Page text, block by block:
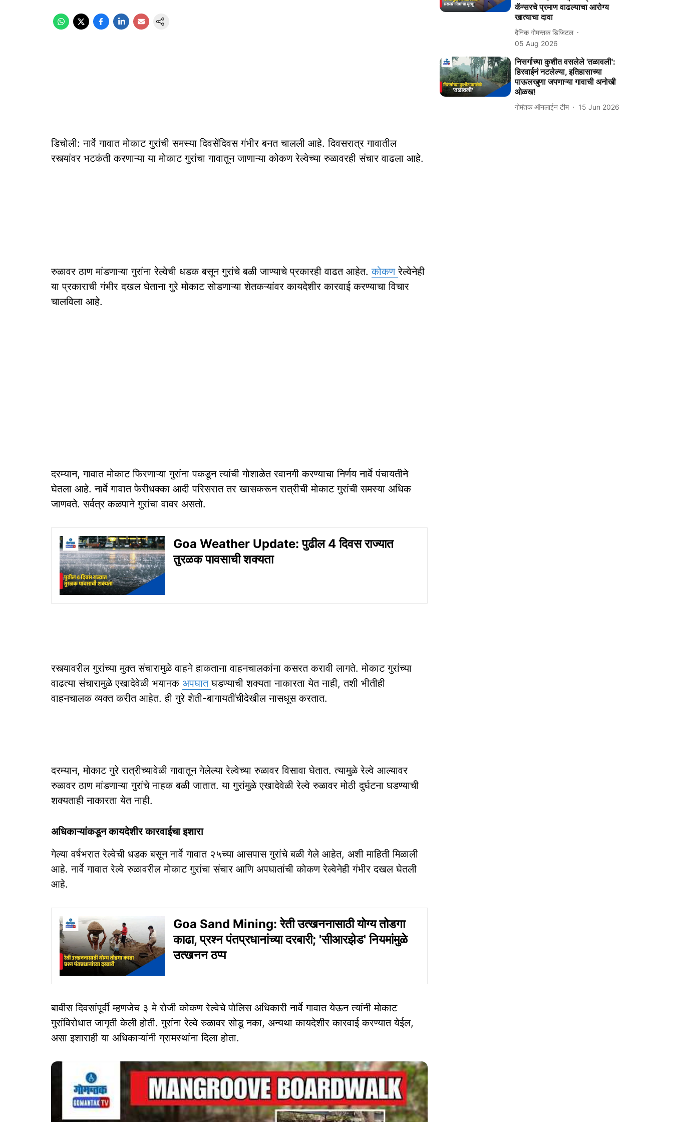
डिचोली: नार्वे गावात मोकाट गुरांची समस्या दिवसेंदिवस गंभीर बनत चालली आहे. दिवसरात्र गावातील
रस्त्यांवर भटकंती करणाऱ्या या मोकाट गुरांचा गावातून जाणाऱ्या कोकण रेल्वेच्या रुळावरही संचार वाढला आहे.
रुळावर ठाण मांडणाऱ्या गुरांना रेल्वेची धडक बसून गुरांचे बळी जाण्याचे प्रकारही वाढत आहेत.कोकणरेल्वेनेही
या प्रकाराची गंभीर दखल घेताना गुरे मोकाट सोडणाऱ्या शेतकऱ्यांवर कायदेशीर कारवाई करण्याचा विचार
चालविला आहे.
दरम्यान, गावात मोकाट फिरणाऱ्या गुरांना पकडून त्यांची गोशाळेत रवानगी करण्याचा निर्णय नार्वे पंचायतीने
घेतला आहे. नार्वे गावात फेरीधक्का आदी परिसरात तर खासकरून रात्रीची मोकाट गुरांची समस्या अधिक
जाणवते. सर्वत्र कळपाने गुरांचा वावर असतो.
Goa Weather Update: पुढील 4 दिवस राज्यात
तुरळक पावसाची शक्यता
रस्त्यावरील गुरांच्या मुक्त संचारामुळे वाहने हाकताना वाहनचालकांना कसरत करावी लागते. मोकाट गुरांच्या
वाढत्या संचारामुळे एखादेवेळी भयानक अपघातघडण्याची शक्यता नाकारता येत नाही, तशी भीतीही
वाहनचालक व्यक्त करीत आहेत. ही गुरे शेती-बागायतींचीदेखील नासधूस करतात.
दरम्यान, मोकाट गुरे रात्रीच्यावेळी गावातून गेलेल्या रेल्वेच्या रुळावर विसावा घेतात. त्यामुळे रेल्वे आल्यावर
रुळावर ठाण मांडणाऱ्या गुरांचे नाहक बळी जातात. या गुरांमुळे एखादेवेळी रेल्वे रुळावर मोठी दुर्घटना घडण्याची
शक्यताही नाकारता येत नाही.
अधिकाऱ्यांकडून कायदेशीर कारवाईचा इशारा
गेल्या वर्षभरात रेल्वेची धडक बसून नार्वे गावात २५च्या आसपास गुरांचे बळी गेले आहेत, अशी माहिती मिळाली
आहे. नार्वे गावात रेल्वे रुळावरील मोकाट गुरांचा संचार आणि अपघातांची कोकण रेल्वेनेही गंभीर दखल घेतली
आहे.
Goa Sand Mining: रेती उत्खननासाठी योग्य तोडगा
काढा, प्रश्‍‍न पंतप्रधानांच्या दरबारी; 'सीआरझेड' नियमांमुळे
उत्खनन ठप्प
बावीस दिवसांपूर्वी म्हणजेच ३ मे रोजी कोकण रेल्वेचे पोलिस अधिकारी नार्वे गावात येऊन त्यांनी मोकाट
गुरांविरोधात जागृती केली होती. गुरांना रेल्वे रुळावर सोडू नका, अन्यथा कायदेशीर कारवाई करण्यात येईल,
असा इशाराही या अधिकाऱ्यांनी ग्रामस्थांना दिला होता.
कॅन्‍सरचे प्रमाण वाढल्‍याचा आरोग्‍य
खात्‍याचा दावा
दैनिक गोमन्तक डिजिटल
05 Aug 2026
निसर्गाच्या कुशीत वसलेले 'तळावली':
हिरवाईनं नटलेल्या, इतिहासाच्या
पाऊलखुणा जपणाऱ्या गावाची अनोखी
ओळख!
गोमंतक ऑनलाईन टीम 15 Jun 2026